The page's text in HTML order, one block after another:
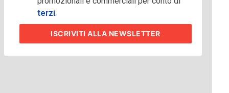
terzi.
ISCRIVITIALLA NEWSLETTER